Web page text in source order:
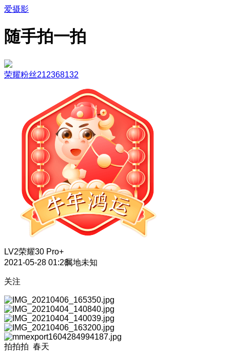
爱摄影
随手拍一拍
荣耀粉丝212368132
LV2荣耀30 Pro+
2021-05-28 01:28属地未知
关注
拍拍拍 春天